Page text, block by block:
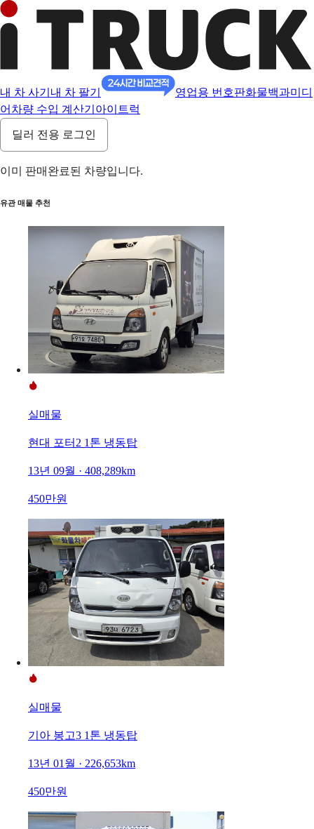
내 차 사기 내 차 팔기 영업용 번호판화물백과미디
어 차량 수입 계산기 아이트럭
딜러 전용 로그인
이미 판매완료된 차량입니다.
유관 매물 추천
실매물
현대 포터2 1톤 냉동탑
13년 09월 · 408,289km
450만원
실매물
기아 봉고3 1톤 냉동탑
13년 01월 · 226,653km
450만원